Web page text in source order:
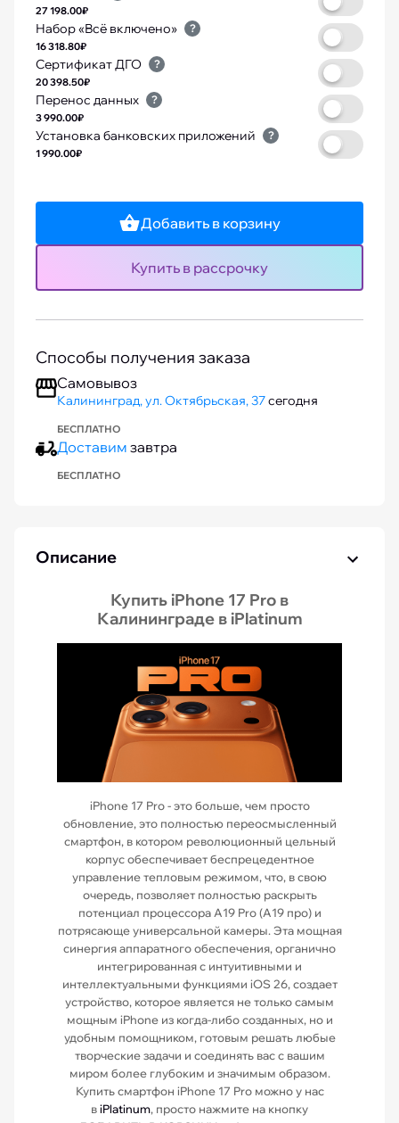
27 198.00₽
Набор «Всё включено» ?
16 318.80₽
Сертификат ДГО ?
20 398.50₽
Перенос данных ?
3 990.00₽
Установка банковских приложений ?
1 990.00₽
Добавить в корзину
Купить в рассрочку
Способы получения заказа
Самовывоз
Калининград, ул. Октябрьская, 37сегодня
БЕСПЛАТНО
Доставим завтра
БЕСПЛАТНО
Описание
Купить iPhone 17 Pro в
Калининграде в iPlatinum
iPhone 17 Pro - это больше, чем просто
обновление, это полностью переосмысленный
смартфон, в котором революционный цельный
корпус обеспечивает беспрецедентное
управление тепловым режимом, что, в свою
очередь, позволяет полностью раскрыть
потенциал процессора A19 Pro (А19 про) и
потрясающе универсальной камеры. Эта мощная
синергия аппаратного обеспечения, органично
интегрированная с интуитивными и
интеллектуальными функциями iOS 26, создает
устройство, которое является не только самым
мощным iPhone из когда-либо созданных, но и
удобным помощником, готовым решать любые
творческие задачи и соединять вас с вашим
миром более глубоким и значимым образом.
Купить смартфон iPhone 17 Pro можно у нас
вiPlatinum, просто нажмите на кнопку